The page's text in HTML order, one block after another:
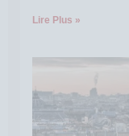
Lire Plus »